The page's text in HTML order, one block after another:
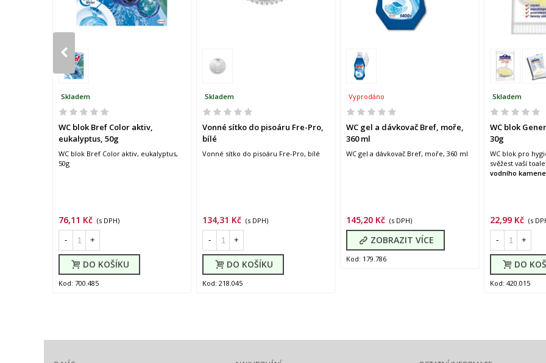
Skladem
WC blok Bref Color aktiv,
eukalyptus, 50g
WC blok Bref Color aktiv, eukalyptus,
50g
76,11 Kč (s DPH)
- +
DO KOŠÍKU
Kod: 700.485
Skladem
Vonné sítko do pisoáru Fre-Pro,
bílé
Vonné sítko do pisoáru Fre-Pro, bílé
134,31 Kč (s DPH)
- +
DO KOŠÍKU
Kod: 218.045
Vyprodáno
WC gel a dávkovač Bref, moře,
360 ml
WC gel a dávkovač Bref, moře, 360 ml
145,20 Kč (s DPH)
ZOBRAZIT VÍCE
Kod: 179.786
Skladem
WC blok
30g
WC blok pro
svěžest vaší
vodního kamene
22,99 Kč (s
- +
DO
Kod: 420.015